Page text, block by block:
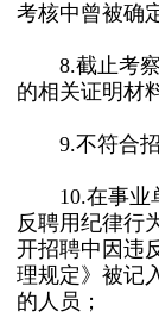
考核中曾被确
8.截止考察
的相关证明材
9.不符合招
10.在事业单
反聘用纪律行
开招聘中因违
理规定》被记
的人员；